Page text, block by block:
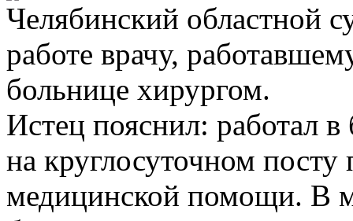
Челябинский областной
работе врачу,
больнице хирургом.
Истец пояснил: работал
на круглосуточном
медицинской помощи. В